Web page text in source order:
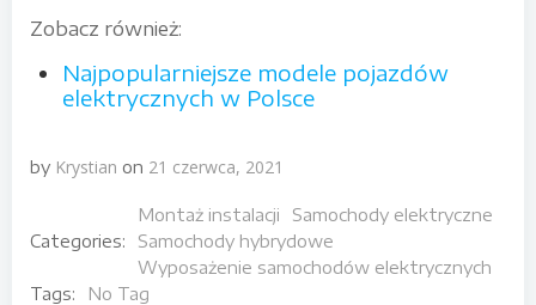
Zobacz również:
Najpopularniejsze modele pojazdów
elektrycznych w Polsce
by Krystian on 21 czerwca, 2021
Categories:
Montaż instalacji
Samochody elektryczne
Samochody hybrydowe
Wyposażenie samochodów elektrycznych
Tags:
No Tag